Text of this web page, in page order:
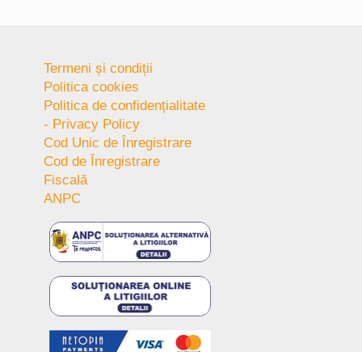
Termeni și condiții
Politica cookies
Politica de confidențialitate
- Privacy Policy
Cod Unic de Înregistrare
Cod de Înregistrare
Fiscală
ANPC